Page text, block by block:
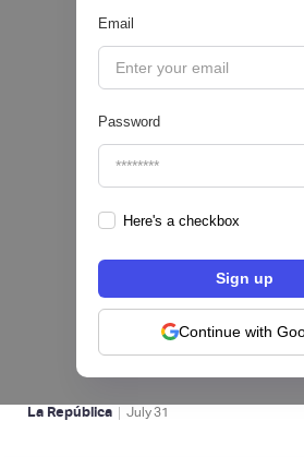
Email
Password
Here's a checkbox
Continue with
Valora Analitik |
Nequi iniciará operaciones
de financiamiento en
septiembre
NEOBANCOS 📲
La República | July31